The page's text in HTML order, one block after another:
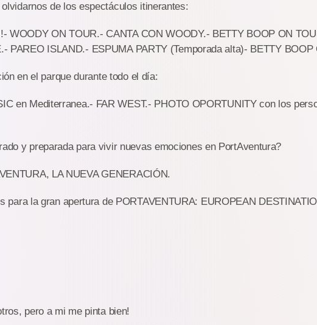
de los espectáculos itinerantes:
WOODY ON TOUR.- CANTA CON WOODY.- BETTY BOOP ON
PAREO ISLAND.- ESPUMA PARTY (Temporada alta)- BETTY BOOP
en el parque durante todo el día:
en Mediterranea.- FAR WEST.- PHOTO OPORTUNITY con los
y preparada para vivir nuevas emociones en PortAventura?
LA NUEVA GENERACIÓN.
para la gran apertura de PORTAVENTURA: EUROPEAN
pero a mi me pinta bien!